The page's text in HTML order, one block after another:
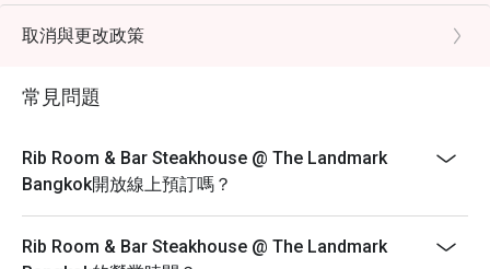
取消與更改政策
常見問題
Rib Room & Bar Steakhouse @ The Landmark
Bangkok開放線上預訂嗎？
Rib Room & Bar Steakhouse @ The Landmark